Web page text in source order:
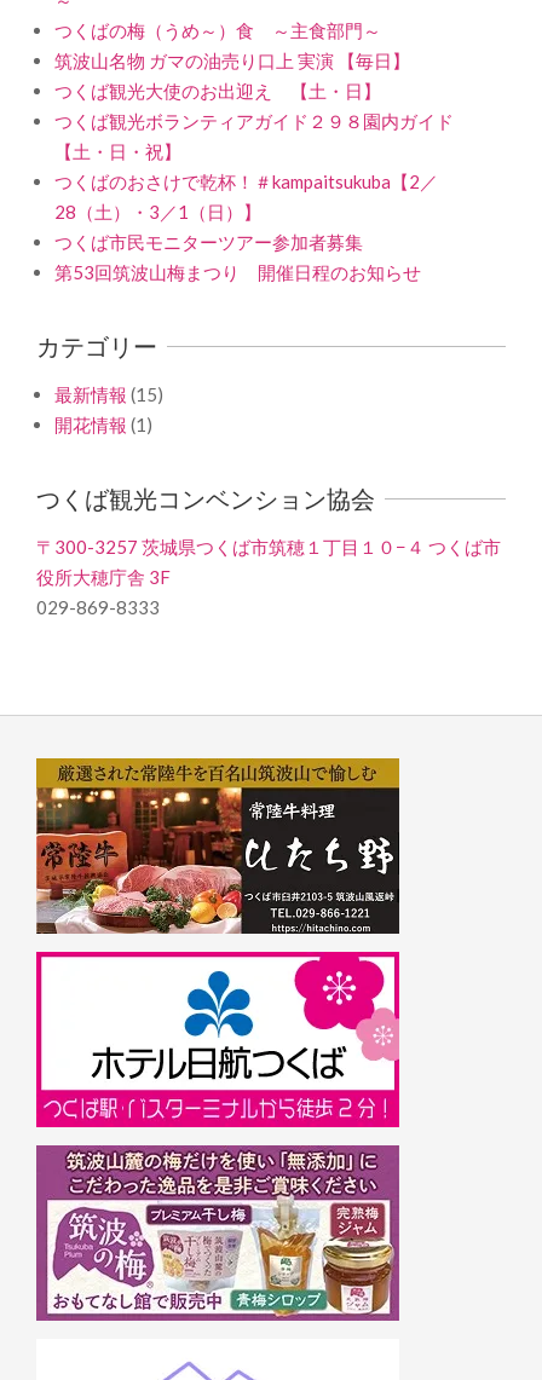
つくばの梅（うめ～）食 ～主食部門～
筑波山名物 ガマの油売り口上 実演 【毎日】
つくば観光大使のお出迎え 【土・日】
つくば観光ボランティアガイド２９８園内ガイド
【土・日・祝】
つくばのおさけで乾杯！＃kampaitsukuba【2／
28（土）・3／1（日）】
つくば市民モニターツアー参加者募集
第53回筑波山梅まつり 開催日程のお知らせ
カテゴリー
最新情報 (15)
開花情報 (1)
つくば観光コンベンション協会
〒300-3257 茨城県つくば市筑穂１丁目１０−４ つくば市
役所大穂庁舎 3F
029-869-8333